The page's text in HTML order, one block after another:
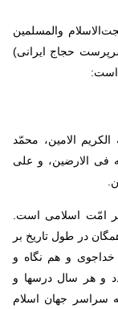
والمسلمین
حجاج ایرانی)
است:
الامین، محمّد
فی الارضین، و علی
امّت اسلامی است.
در طول تاریخ بر
و هم نگاه و
و هر سال درسها و
سراسر جهان اسلام